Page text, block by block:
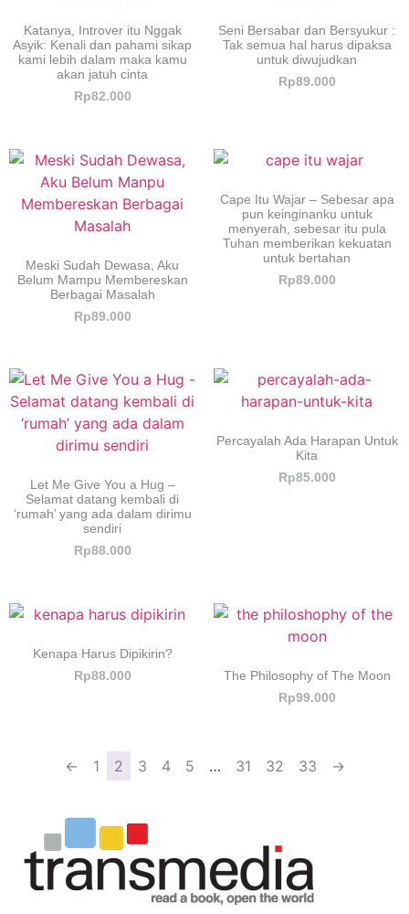
Katanya, Introver itu Nggak
Asyik: Kenali dan pahami sikap
kami lebih dalam maka kamu
akan jatuh cinta
Rp82.000
Seni Bersabar dan Bersyukur :
Tak semua hal harus dipaksa
untuk diwujudkan
Rp89.000
Meski Sudah Dewasa, Aku
Belum Mampu Membereskan
Berbagai Masalah
Rp89.000
Cape Itu Wajar – Sebesar apa
pun keinginanku untuk
menyerah, sebesar itu pula
Tuhan memberikan kekuatan
untuk bertahan
Rp89.000
Let Me Give You a Hug –
Selamat datang kembali di
‘rumah’ yang ada dalam dirimu
sendiri
Rp88.000
Percayalah Ada Harapan Untuk
Kita
Rp85.000
Kenapa Harus Dipikirin?
Rp88.000 The Philosophy of The Moon
Rp99.000
← 1 2 3 4 5 … 31 32 33 →